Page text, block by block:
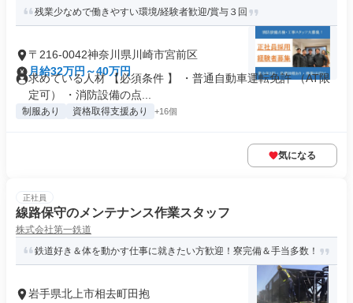
残業少なめで働きやすい環境/経験者歓迎/賞与３回
〒216-0042神奈川県川崎市宮前区
月給32万円～40万円
求めている人材 【必須条件 】 ・普通自動車運転免許 （AT限
定可） ・消防設備の点...
制服あり 資格取得支援あり +16個
気になる
正社員
線路保守のメンテナンス作業スタッフ
株式会社第一鉄道
鉄道好き＆体を動かす仕事に就きたい方歓迎！寮完備＆手当多数！
岩手県北上市相去町田抱